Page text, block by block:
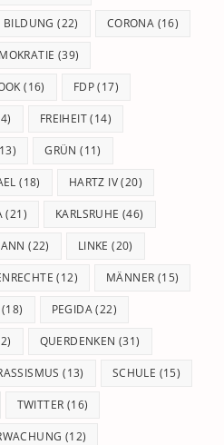
BILDUNG (22) CORONA (16)
(39)
(16) FDP(17)
FREIHEIT(14)
GRÜN (11)
(18) HARTZ IV(20)
(21) KARLSRUHE (46)
(22) LINKE (20)
(12) MÄNNER (15)
(18) PEGIDA(22)
QUERDENKEN (31)
(13) SCHULE (15)
TWITTER (16)
(12)